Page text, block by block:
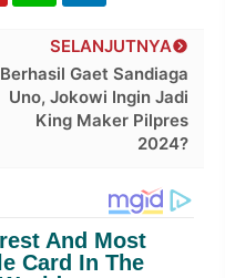
SELANJUTNYA
Berhasil Gaet Sandiaga
Uno, Jokowi Ingin Jadi
King Maker Pilpres
2024?